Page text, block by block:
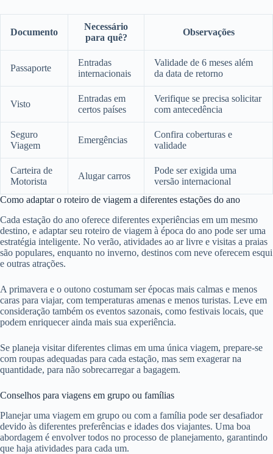
Documento
Necessário
para quê?
Observações
Passaporte
Entradas
internacionais
Validade de 6 meses além
da data de retorno
Visto
Entradas em
certos países
Verifique se precisa solicitar
com antecedência
Seguro
Viagem
Emergências
Confira coberturas e
validade
Carteira de
Motorista
Alugar carros
Pode ser exigida uma
versão internacional
Como adaptar o roteiro de viagem a diferentes estações do ano
Cada estação do ano oferece diferentes experiências em um mesmo
destino, e adaptar seu roteiro de viagem à época do ano pode ser uma
estratégia inteligente. No verão, atividades ao ar livre e visitas a praias
são populares, enquanto no inverno, destinos com neve oferecem esqui
e outras atrações.
A primavera e o outono costumam ser épocas mais calmas e menos
caras para viajar, com temperaturas amenas e menos turistas. Leve em
consideração também os eventos sazonais, como festivais locais, que
podem enriquecer ainda mais sua experiência.
Se planeja visitar diferentes climas em uma única viagem, prepare-se
com roupas adequadas para cada estação, mas sem exagerar na
quantidade, para não sobrecarregar a bagagem.
Conselhos para viagens em grupo ou famílias
Planejar uma viagem em grupo ou com a família pode ser desafiador
devido às diferentes preferências e idades dos viajantes. Uma boa
abordagem é envolver todos no processo de planejamento, garantindo
que haja atividades para cada um.